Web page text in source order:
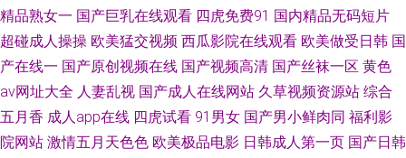
蜜桃臀 国产精品五区 久久国在 人妖tV 先锋影音91AV 91福利资源网站 日韩
AV网页 AV伦理影院 九一入口 日本www色视频 香蕉视频污污污 91视频cn 超
肛交在线 玖玖精品 色色综合总站 亚洲拍拍 91网战 成人浮力影院 久久精东
精品熟女一 国产巨乳在线观看 四虎免费91 国内精品无码短片
超碰成人操操 欧美猛交视频 西瓜影院在线观看 欧美做受日韩 国
产在线一 国产原创视频在线 国产视频高清 国产丝袜一区 黄色
av网址大全 人妻乱视 国产成人在线网站 久草视频资源站 综合
五月香 成人app在线 四虎试看 91男女 国产男小鲜肉同 福利影
院网站 激情五月天色色 欧美极品电影 日韩成人第一页 国产日韩